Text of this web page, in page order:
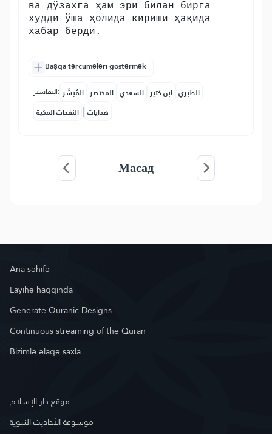
ва дўзахга ҳам эри билан бирга
худди ўша ҳолида кириши ҳақида
хабар берди.
Başqa tərcümələri göstərmək
التفاسير: المُيسَّر المختصر السعدي ابن كثير الطبري
النفحات المكية | هدايات
Масад
Ana səhifə
Layihə haqqında
Generate Quranic Designs
Continuous streaming of the Quran
Bizimlə əlaqə saxla
موقع دار الإسلام
موسوعة الأحاديث النبوية